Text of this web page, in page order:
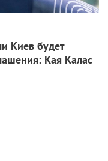
Киев будет
Кая Калас